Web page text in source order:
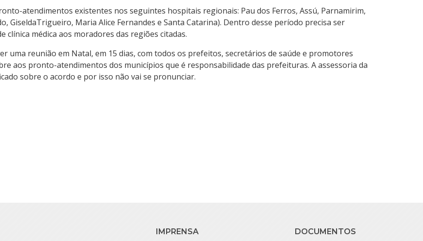
atendimentos existentes nos seguintes hospitais regionais: Pau dos Ferros, Assú, Parnamirim,
GiseldaTrigueiro, Maria Alice Fernandes e Santa Catarina). Dentro desse período precisa ser
médica aos moradores das regiões citadas.
uma reunião em Natal, em 15 dias, com todos os prefeitos, secretários de saúde e promotores
aos pronto-atendimentos dos municípios que é responsabilidade das prefeituras. A assessoria da
sobre o acordo e por isso não vai se pronunciar.
IMPRENSA DOCUMENTOS